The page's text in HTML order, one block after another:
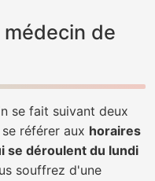
de
se fait suivant deux
référer aux horaires
se déroulent du lundi
souffrez d'une